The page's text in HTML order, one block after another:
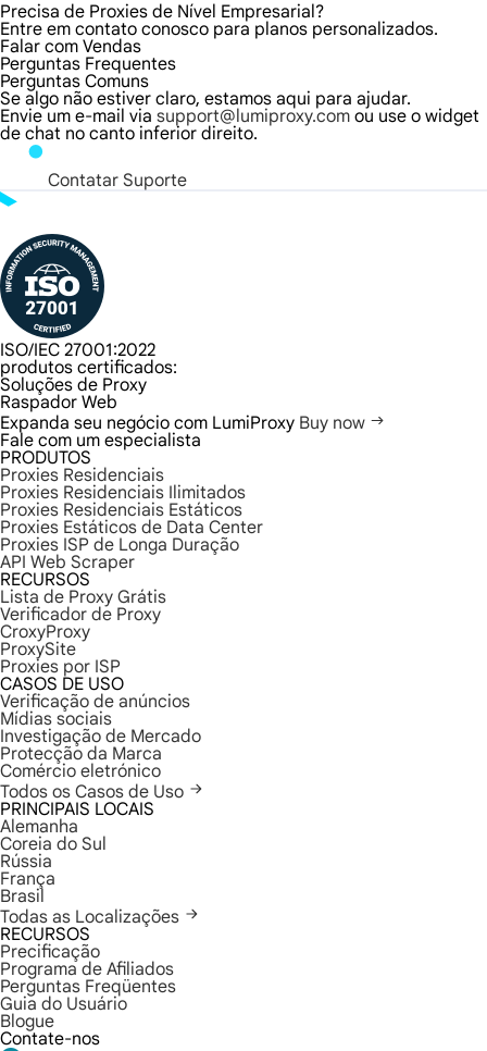
Precisa de Proxies de Nível Empresarial?
Entre em contato conosco para planos personalizados.
Falar com Vendas
Perguntas Frequentes
Perguntas Comuns
Se algo não estiver claro, estamos aqui para ajudar.
Envie um e-mail via support@lumiproxy.com ou use o widget
de chat no canto inferior direito.
Contatar Suporte
ISO/IEC 27001:2022
produtos certificados:
Soluções de Proxy
Raspador Web
Expanda seu negócio com LumiProxy Buy now
Fale com um especialista
PRODUTOS
Proxies Residenciais
Proxies Residenciais Ilimitados
Proxies Residenciais Estáticos
Proxies Estáticos de Data Center
Proxies ISP de Longa Duração
API Web Scraper
RECURSOS
Lista de Proxy Grátis
Verificador de Proxy
CroxyProxy
ProxySite
Proxies por ISP
CASOS DE USO
Verificação de anúncios
Mídias sociais
Investigação de Mercado
Protecção da Marca
Comércio eletrónico
Todos os Casos de Uso
PRINCIPAIS LOCAIS
Alemanha
Coreia do Sul
Rússia
França
Brasil
Todas as Localizações
RECURSOS
Precificação
Programa de Afiliados
Perguntas Freqüentes
Guia do Usuário
Blogue
Contate-nos